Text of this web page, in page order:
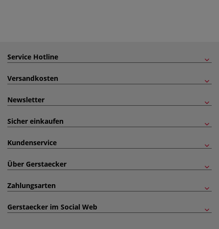
Service Hotline
Versandkosten
Newsletter
Sicher einkaufen
Kundenservice
Über Gerstaecker
Zahlungsarten
Gerstaecker im Social Web